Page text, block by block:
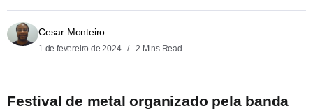
Cesar Monteiro
1 de fevereiro de 2024 2 Mins Read
Festival de metal organizado pela banda